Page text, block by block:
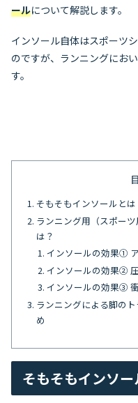
ールについて解説します。
インソール自体はスポーツ
のですが、ランニングにお
す。
そもそもインソールとは
ランニング用（スポー
は？
インソールの効果①
インソールの効果②
インソールの効果③
ランニングによる脚の
め
そもそもインソー